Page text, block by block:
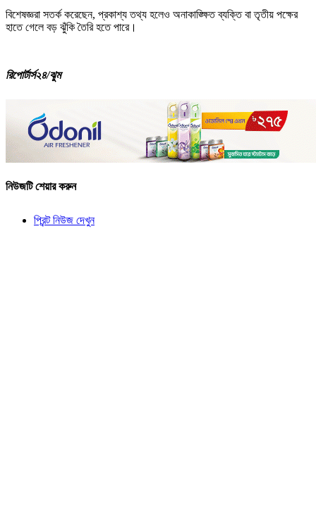
বিশেষজ্ঞরা সতর্ক করেছেন, প্রকাশ্য তথ্য হলেও অনাকাঙ্ক্ষিত ব্যক্তি বা তৃতীয় পক্ষের
হাতে গেলে বড় ঝুঁকি তৈরি হতে পারে।
রিপোর্টার্স২৪/ঝুম
নিউজটি শেয়ার করুন
প্রিন্ট নিউজ দেখুন